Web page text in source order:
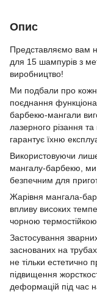
Опис
Представляємо вам
для 15 шампурів з
виробництво!
Ми подбали про
поєднання
барбекю-мангали
лазерного різання та
гарантує їхню
Використовуючи
мангалу-барбекю,
безпечним для
Жарівня мангала-
впливу високих
чорною
Застосування
заснованих на
не тільки естетично
підвищення
деформацій під час